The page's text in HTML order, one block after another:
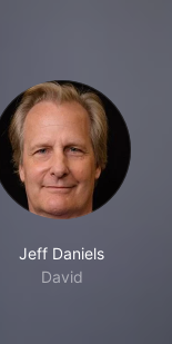
Jeff Daniels
David